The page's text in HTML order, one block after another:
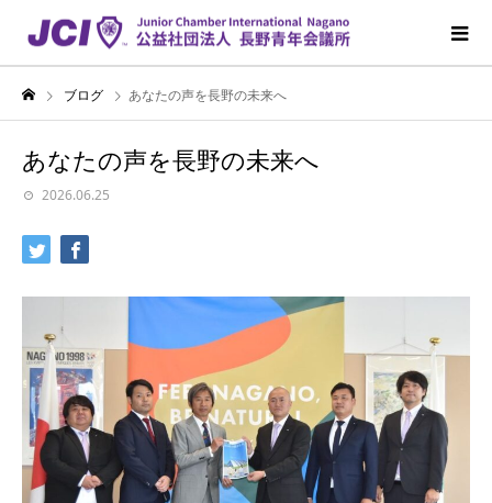
ブログ あなたの声を⻑野の未来へ
あなたの声を⻑野の未来へ
2026.06.25